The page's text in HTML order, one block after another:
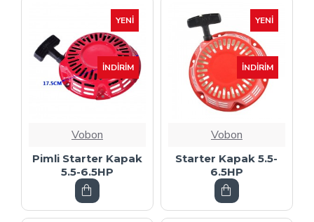
YENI
İNDIRIM
Vobon
Pimli Starter Kapak
5.5-6.5HP
YENI
İNDIRIM
Vobon
Starter Kapak 5.5-
6.5HP